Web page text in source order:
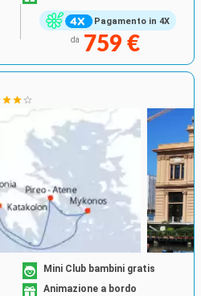
Pagamento in 4X
da 759 €
Mini Club bambini gratis
Animazione a bordo